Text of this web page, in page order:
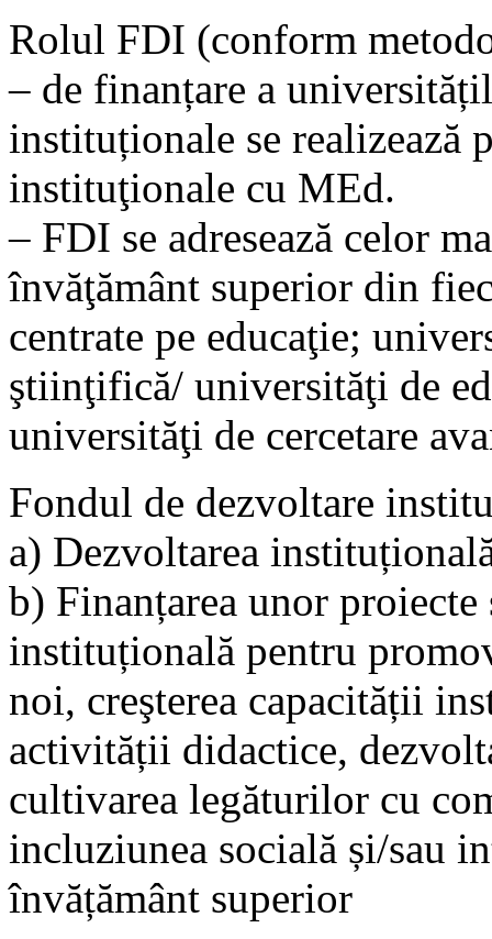
Rolul FDI (conform
– de finanțare a
instituționale se realizează
instituţionale cu MEd.
– FDI se adresează celor
învăţământ superior din
centrate pe educaţie;
ştiinţifică/ universităţi de
universităţi de cercetare
Fondul de dezvoltare
a) Dezvoltarea
b) Finanțarea unor
instituțională pentru
noi, creşterea capacității
activității didactice,
cultivarea legăturilor cu
incluziunea socială și/sau
învățământ superior